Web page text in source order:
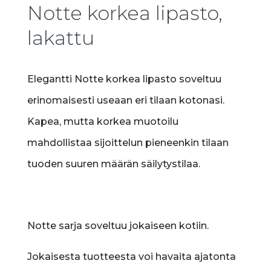
Notte korkea lipasto,
lakattu
Elegantti Notte korkea lipasto soveltuu
erinomaisesti useaan eri tilaan kotonasi.
Kapea, mutta korkea muotoilu
mahdollistaa sijoittelun pieneenkin tilaan
tuoden suuren määrän säilytystilaa.
Notte sarja soveltuu jokaiseen kotiin.
Jokaisesta tuotteesta voi havaita ajatonta